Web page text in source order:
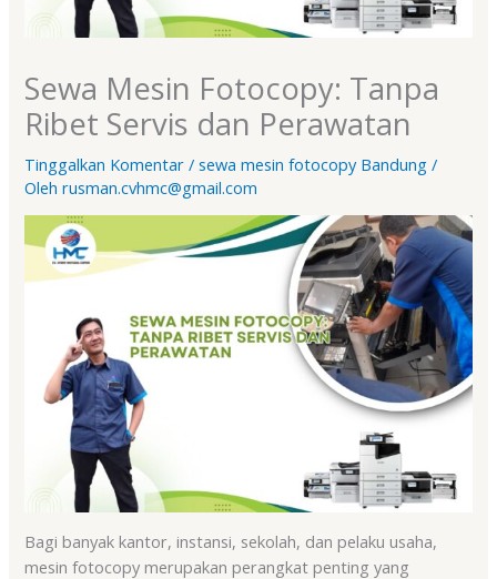
Sewa Mesin Fotocopy: Tanpa
Ribet Servis dan Perawatan
Tinggalkan Komentar /sewa mesin fotocopy Bandung /
Olehrusman.cvhmc@gmail.com
Bagi banyak kantor, instansi, sekolah, dan pelaku usaha,
mesin fotocopy merupakan perangkat penting yang